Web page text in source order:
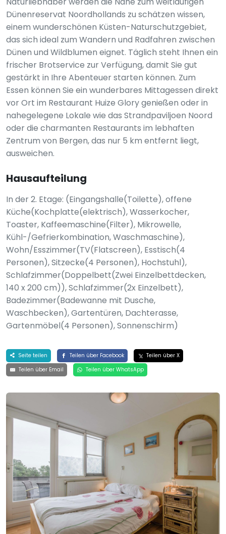
Dünenreservat Noordhollands zu schätzen wissen,
einem wunderschönen Küsten-Naturschutzgebiet,
das sich ideal zum Wandern und Radfahren zwischen
Dünen und Wildblumen eignet. Täglich steht Ihnen ein
frischer Brotservice zur Verfügung, damit Sie gut
gestärkt in Ihre Abenteuer starten können. Zum
Essen können Sie ein wunderbares Mittagessen direkt
vor Ort im Restaurant Huize Glory genießen oder in
nahegelegene Lokale wie das Strandpaviljoen Noord
oder die charmanten Restaurants im lebhaften
Zentrum von Bergen, das nur 5 km entfernt liegt,
ausweichen.
Hausaufteilung
In der 2. Etage: (Eingangshalle(Toilette), offene
Küche(Kochplatte(elektrisch), Wasserkocher,
Toaster, Kaffeemaschine(Filter), Mikrowelle,
Kühl-/Gefrierkombination, Waschmaschine),
Wohn/Esszimmer(TV(Flatscreen), Esstisch(4
Personen), Sitzecke(4 Personen), Hochstuhl),
Schlafzimmer(Doppelbett(Zwei Einzelbettdecken,
140 x 200 cm)), Schlafzimmer(2x Einzelbett),
Badezimmer(Badewanne mit Dusche,
Waschbecken), Gartentüren, Dachterasse,
Gartenmöbel(4 Personen), Sonnenschirm)
Seite teilen Teilen über Facebook
Teilen über X
Teilen über Email
Teilen über WhatsApp